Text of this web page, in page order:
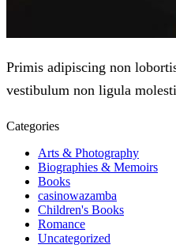
Primis adipiscing non
vestibulum non ligula
Categories
Arts & Photography
Biographies & Memoirs
Books
casinowazamba
Children's Books
Romance
Uncategorized